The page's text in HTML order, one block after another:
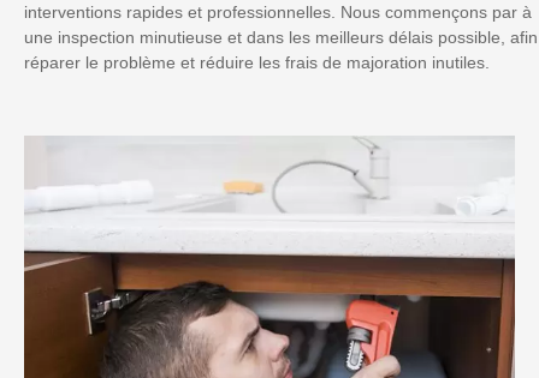
interventions rapides et professionnelles. Nous commençons par à
une inspection minutieuse et dans les meilleurs délais possible, afin
réparer le problème et réduire les frais de majoration inutiles.